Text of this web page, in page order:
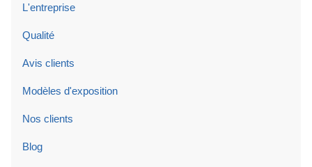
L'entreprise
Qualité
Avis clients
Modèles d'exposition
Nos clients
Blog